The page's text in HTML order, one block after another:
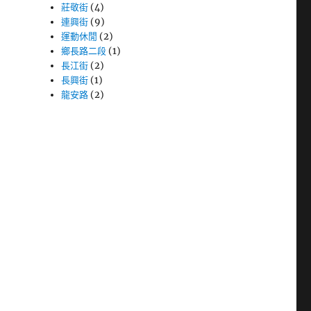
莊敬街 (4)
連興街 (9)
運動休閒 (2)
鄉長路二段 (1)
長江街 (2)
長興街 (1)
龍安路 (2)